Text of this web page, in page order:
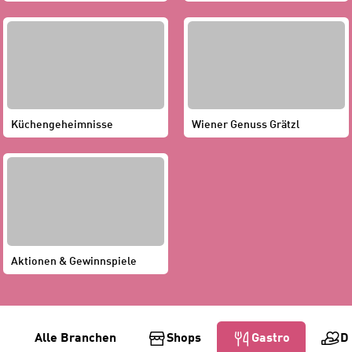
Küchengeheimnisse Wiener Genuss Grätzl
Aktionen & Gewinnspiele
Alle Branchen Shops Gastro